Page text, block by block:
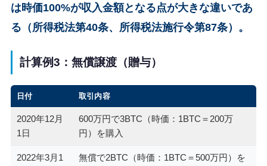
は時価100%が収入金額となる点が大きな違いであ
る（所得税法第40条、所得税法施行令第87条）。
計算例3：無償譲渡（贈与）
日付 取引内容
2020年12月
1日
600万円で3BTC（時価：1BTC＝200万
円）を購入
2022年3月1
無償で2BTC（時価：1BTC＝500万円）を